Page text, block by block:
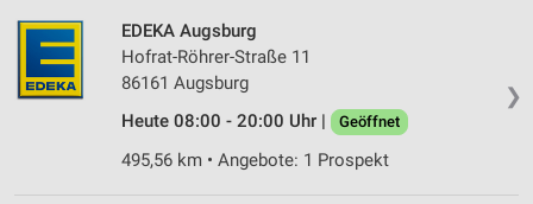
❯
EDEKA Augsburg
Hofrat-Röhrer-Straße 11
86161 Augsburg
Heute 08:00 - 20:00 Uhr |
Geöffnet
495,56 km • Angebote: 1 Prospekt